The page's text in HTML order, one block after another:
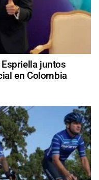
juntos
en Colombia